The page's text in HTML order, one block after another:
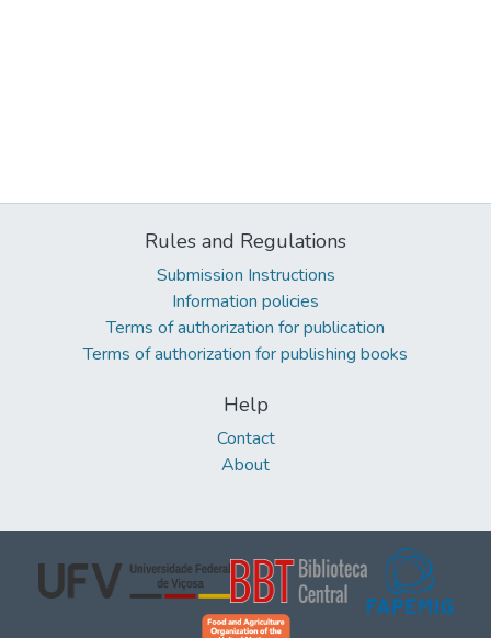
Rules and Regulations
Submission Instructions
Information policies
Terms of authorization for publication
Terms of authorization for publishing books
Help
Contact
About